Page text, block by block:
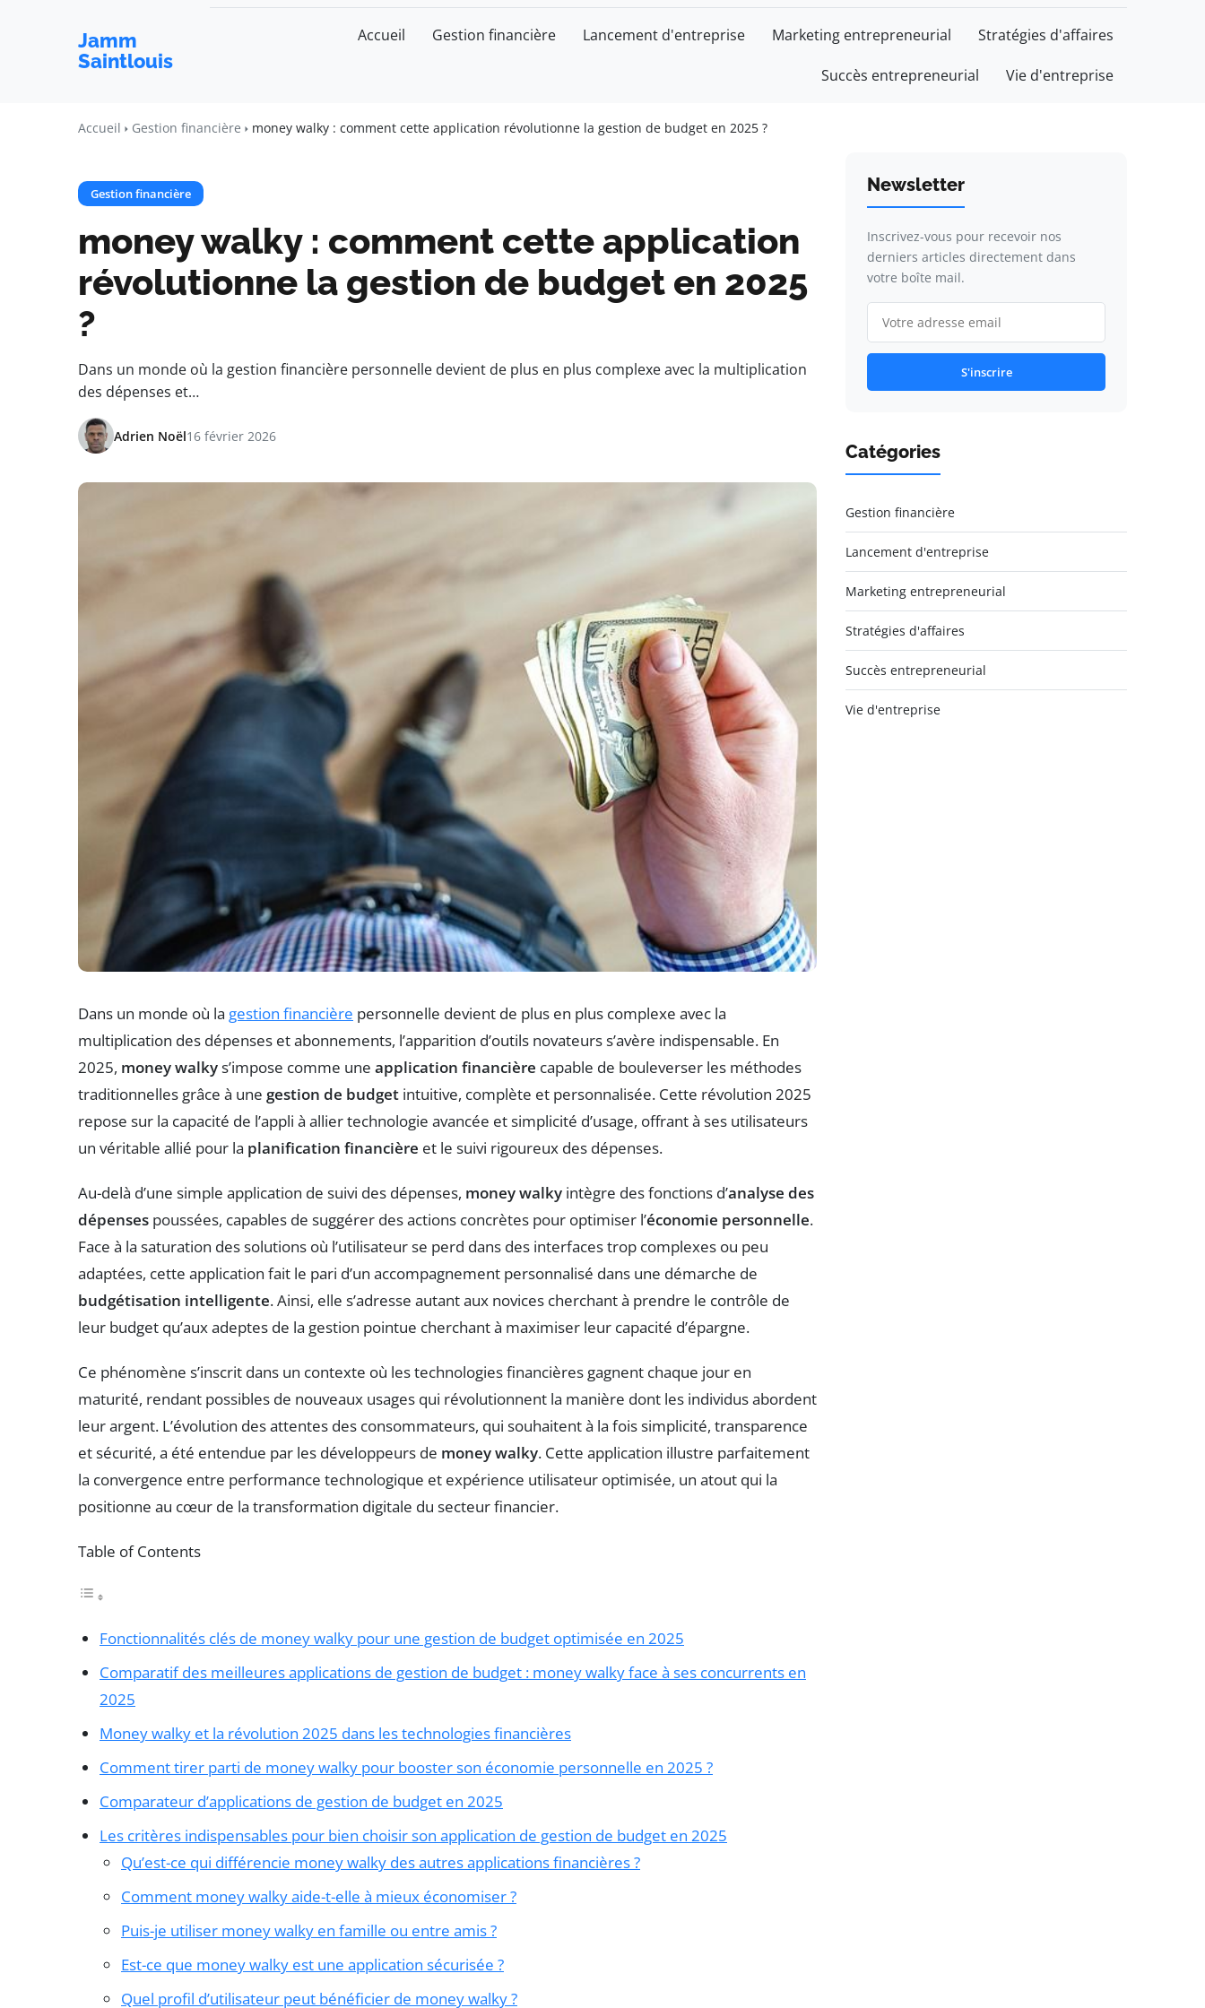
Jamm
Saintlouis
Accueil Gestion financière Lancement d'entreprise Marketing entrepreneurial Stratégies d'affaires
Succès entrepreneurial Vie d'entreprise
Accueil Gestion financière money walky : comment cette application révolutionne la gestion de budget en 2025 ?
Gestion financière
money walky : comment cette application
révolutionne la gestion de budget en 2025
?
Dans un monde où la gestion financière personnelle devient de plus en plus complexe avec la multiplication
des dépenses et…
Adrien Noël16 février 2026
Dans un monde où la gestion financière personnelle devient de plus en plus complexe avec la
multiplication des dépenses et abonnements, l’apparition d’outils novateurs s’avère indispensable. En
2025, money walkys’impose comme une application financière capable de bouleverser les méthodes
traditionnelles grâce à une gestion de budget intuitive, complète et personnalisée. Cette révolution 2025
repose sur la capacité de l’appli à allier technologie avancée et simplicité d’usage, offrant à ses utilisateurs
un véritable allié pour la planification financière et le suivi rigoureux des dépenses.
Au-delà d’une simple application de suivi des dépenses, money walky intègre des fonctions d’analyse des
dépenses poussées, capables de suggérer des actions concrètes pour optimiser l’économie personnelle.
Face à la saturation des solutions où l’utilisateur se perd dans des interfaces trop complexes ou peu
adaptées, cette application fait le pari d’un accompagnement personnalisé dans une démarche de
budgétisation intelligente. Ainsi, elle s’adresse autant aux novices cherchant à prendre le contrôle de
leur budget qu’aux adeptes de la gestion pointue cherchant à maximiser leur capacité d’épargne.
Ce phénomène s’inscrit dans un contexte où les technologies financières gagnent chaque jour en
maturité, rendant possibles de nouveaux usages qui révolutionnent la manière dont les individus abordent
leur argent. L’évolution des attentes des consommateurs, qui souhaitent à la fois simplicité, transparence
et sécurité, a été entendue par les développeurs de money walky. Cette application illustre parfaitement
la convergence entre performance technologique et expérience utilisateur optimisée, un atout qui la
positionne au cœur de la transformation digitale du secteur financier.
Table of Contents
Fonctionnalités clés de money walky pour une gestion de budget optimisée en 2025
Comparatif des meilleures applications de gestion de budget : money walky face à ses concurrents en
2025
Money walky et la révolution 2025 dans les technologies financières
Comment tirer parti de money walky pour booster son économie personnelle en 2025 ?
Comparateur d’applications de gestion de budget en 2025
Les critères indispensables pour bien choisir son application de gestion de budget en 2025
Qu’est-ce qui différencie money walky des autres applications financières ?
Comment money walky aide-t-elle à mieux économiser ?
Puis-je utiliser money walky en famille ou entre amis ?
Est-ce que money walky est une application sécurisée ?
Quel profil d’utilisateur peut bénéficier de money walky ?
Newsletter
Inscrivez-vous pour recevoir nos
derniers articles directement dans
votre boîte mail.
S'inscrire
Catégories
Gestion financière
Lancement d'entreprise
Marketing entrepreneurial
Stratégies d'affaires
Succès entrepreneurial
Vie d'entreprise